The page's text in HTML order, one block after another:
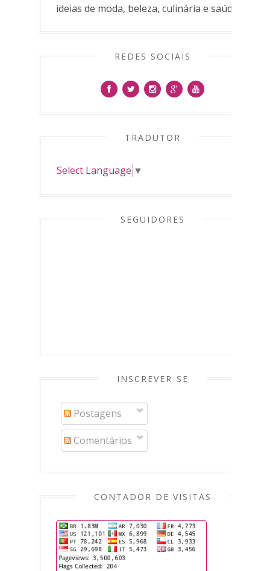
ideias de moda, beleza, culinária e saúde.
REDES SOCIAIS
TRADUTOR
Select Language ▼
SEGUIDORES
INSCREVER-SE
Postagens
Comentários
CONTADOR DE VISITAS